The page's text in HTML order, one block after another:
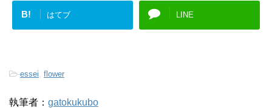
B! はてブ LINE
-essei flower
執筆者： gatokukubo